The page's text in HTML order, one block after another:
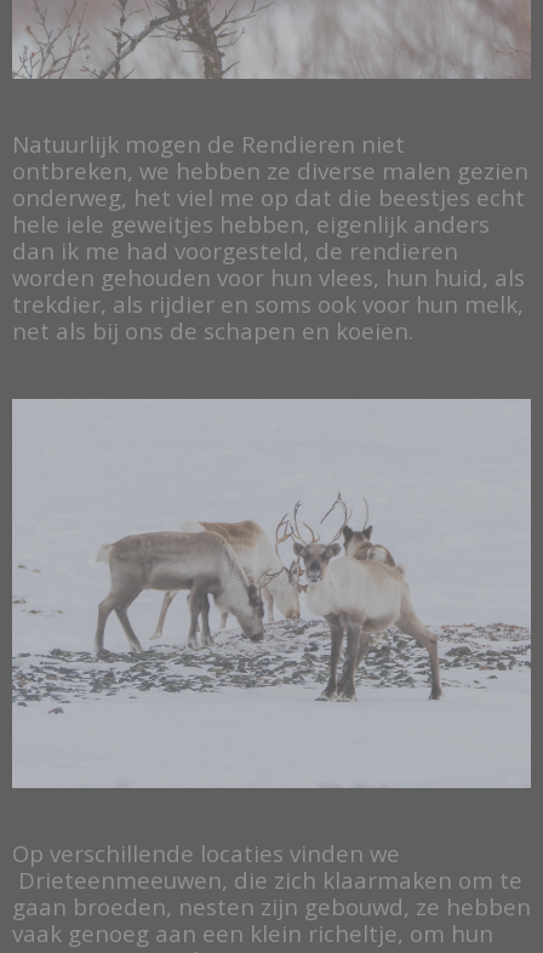
Natuurlijk mogen de Rendieren niet
ontbreken, we hebben ze diverse malen gezien
onderweg, het viel me op dat die beestjes echt
hele iele geweitjes hebben, eigenlijk anders
dan ik me had voorgesteld, de rendieren
worden gehouden voor hun vlees, hun huid, als
trekdier, als rijdier en soms ook voor hun melk,
net als bij ons de schapen en koeien.
Op verschillende locaties vinden we
Drieteenmeeuwen, die zich klaarmaken om te
gaan broeden, nesten zijn gebouwd, ze hebben
vaak genoeg aan een klein richeltje, om hun